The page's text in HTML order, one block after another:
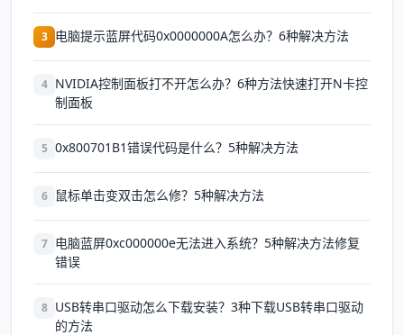
3 电脑提示蓝屏代码0x0000000A怎么办？6种解决方法
4 NVIDIA控制面板打不开怎么办？6种方法快速打开N卡控
制面板
5 0x800701B1错误代码是什么？5种解决方法
6 鼠标单击变双击怎么修？5种解决方法
7 电脑蓝屏0xc000000e无法进入系统？5种解决方法修复
错误
8 USB转串口驱动怎么下载安装？3种下载USB转串口驱动
的方法